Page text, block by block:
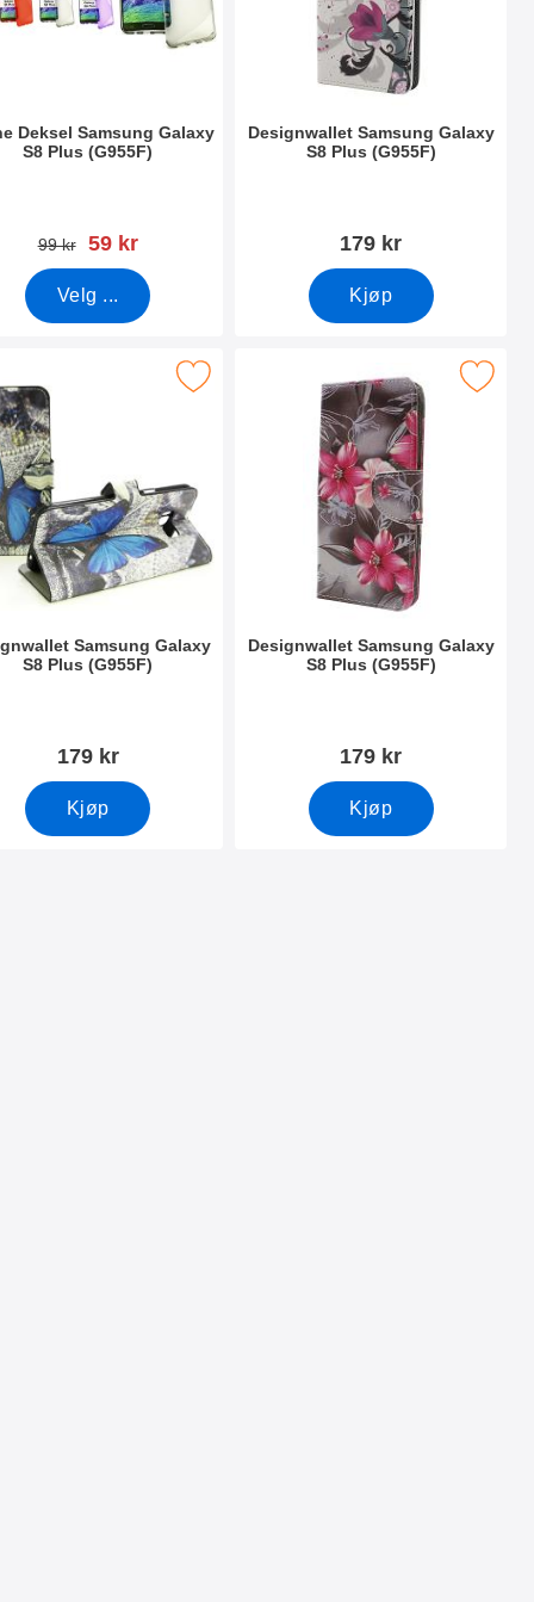
Deksel Samsung Galaxy
S8 Plus (G955F)
gammel pris
99 kr ny pris
59 kr
Velg ...
Designwallet Samsung Galaxy
S8 Plus (G955F)
179 kr
Kjøp
(G955F) som favoritt
Samsung Galaxy
S8 Plus (G955F)
179 kr
Kjøp
Samsung Galaxy S8 Plus (G955F) som favoritt
Designwallet Samsung Galaxy
S8 Plus (G955F)
179 kr
Kjøp
Merk designwallet Samsung Galaxy
(G955F) som favoritt